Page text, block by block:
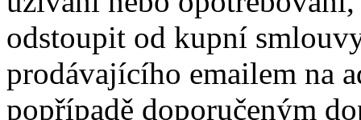
odstoupit od kupní
prodávajícího emailem na
popřípadě doporučeným